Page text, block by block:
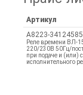
Артикул
A8223-34124585
Реле времени ВЛ-
220/230В 50Гц/
при подаче и (или)
исполнительного